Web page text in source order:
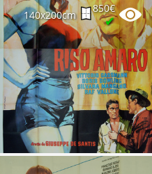
140x200cm
850€
✔